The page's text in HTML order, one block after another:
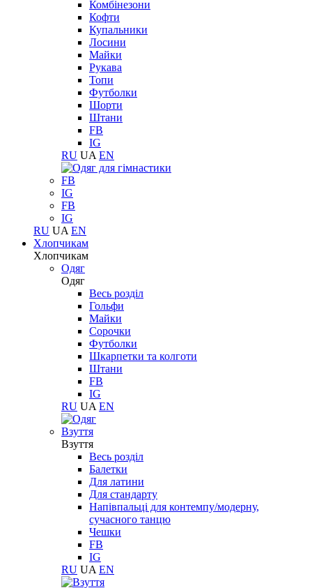
Комбінезони
Кофти
Купальники
Лосини
Майки
Рукава
Топи
Футболки
Шорти
Штани
FB
IG
RU UA EN
FB
IG
FB
IG
RU UA EN
Хлопчикам
Хлопчикам
Одяг
Одяг
Весь розділ
Гольфи
Майки
Сорочки
Футболки
Шкарпетки та колготи
Штани
FB
IG
RU UA EN
Взуття
Взуття
Весь розділ
Балетки
Для латини
Для стандарту
Напівпальці для контемпу/модерну,
сучасного танцю
Чешки
FB
IG
RU UA EN